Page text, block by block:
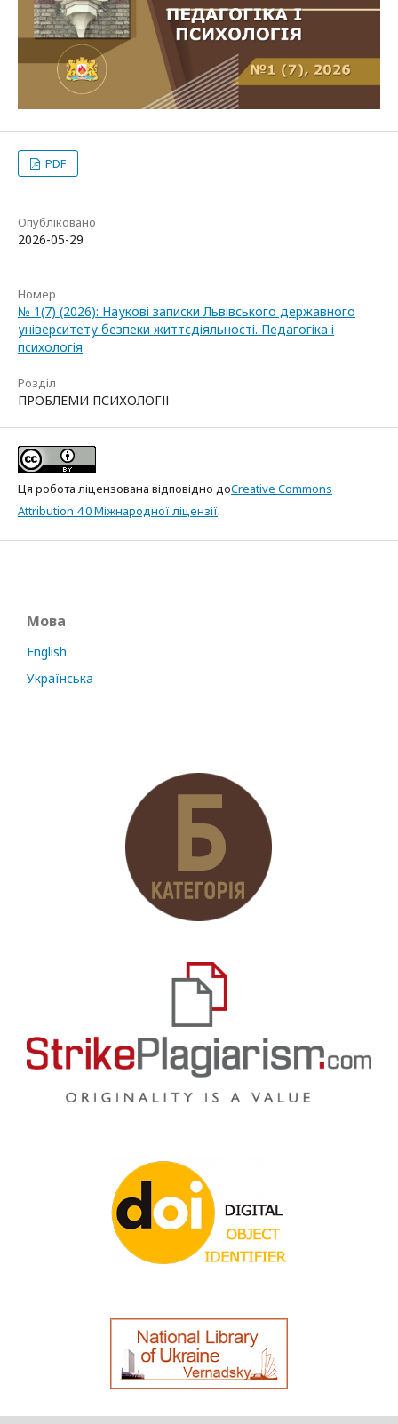
PDF
Опубліковано
2026-05-29
Номер
№ 1(7) (2026): Наукові записки Львівського державного
університету безпеки життєдіяльності. Педагогіка і
психологія
Розділ
ПРОБЛЕМИ ПСИХОЛОГІЇ
Ця робота ліцензована відповідно доCreative Commons
Attribution 4.0 Міжнародної ліцензії.
Мова
English
Українська